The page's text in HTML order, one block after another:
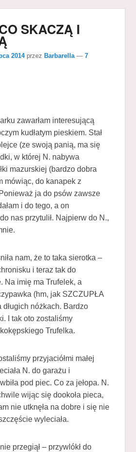
SKACZĄ I
2014 przez Barbarella —7
zawarłam interesującą
kudłatym pieskiem. Stał
(ze swoją panią, ma się
w której N. nabywa
mazurskiej (bardzo dobra
mówiąc, do kanapek z
ja do psów zawsze
i do tego, a on
nas przytulił. Najpierw do N.,
nam, że to taka sierotka –
i teraz tak do
Na imię ma Trufelek, a
(hm, jak SZCZUPŁA
długich nóżkach. Bardzo
I tak oto zostaliśmy
Trufelka.
przyjaciółmi małej
N. do garażu i
pod piec. Co za jełopa. N.
wijąc się dookoła pieca,
nie utknęła na dobre i się nie
wyleciała.
przegiął – przywlókł do